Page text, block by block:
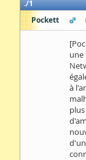
1
Pockett
une
à